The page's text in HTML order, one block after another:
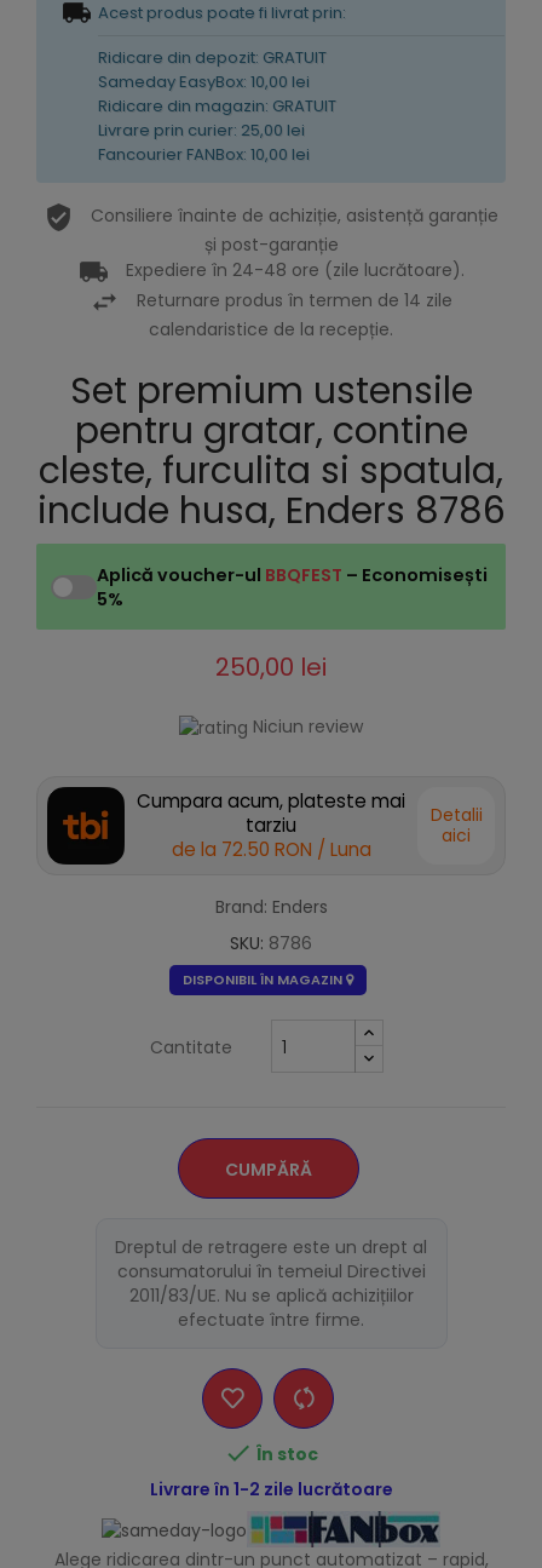
Acest produs poate fi livrat prin:
Ridicare din depozit: GRATUIT
Sameday EasyBox: 10,00 lei
Ridicare din magazin: GRATUIT
Livrare prin curier: 25,00 lei
Fancourier FANBox: 10,00 lei
Consiliere înainte de achiziție, asistență garanție
și post-garanție
Expediere în 24-48 ore (zile lucrătoare).
Returnare produs în termen de 14 zile
calendaristice de la recepție.
Set premium ustensile
pentru gratar, contine
cleste, furculita si spatula,
include husa, Enders 8786
Aplică voucher-ul BBQFEST – Economisești
5%
250,00 lei
Niciun review
Cumpara acum, plateste mai
tarziu
de la 72.50 RON / Luna
Detalii
aici
Brand: Enders
SKU: 8786
DISPONIBIL ÎN MAGAZIN
Cantitate
CUMPĂRĂ
Dreptul de retragere este un drept al
consumatorului în temeiul Directivei
2011/83/UE. Nu se aplică achizițiilor
efectuate între firme.
 În stoc
Livrare în 1-2 zile lucrătoare
Alege ridicarea dintr-un punct automatizat – rapid,